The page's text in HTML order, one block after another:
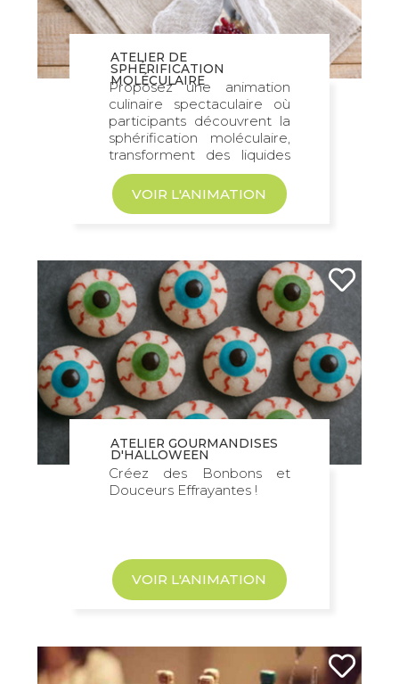
ATELIER DE
SPHÉRIFICATION
MOLÉCULAIRE
Proposez une animation
culinaire spectaculaire où
participants découvrent la
sphérification moléculaire,
transforment des liquides
en perles gourmandes et...
VOIR L'ANIMATION
ATELIER GOURMANDISES
D'HALLOWEEN
Créez des Bonbons et
Douceurs Effrayantes !
VOIR L'ANIMATION